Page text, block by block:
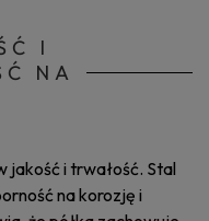
I
NA
jakość i trwałość. Stal
na korozję i